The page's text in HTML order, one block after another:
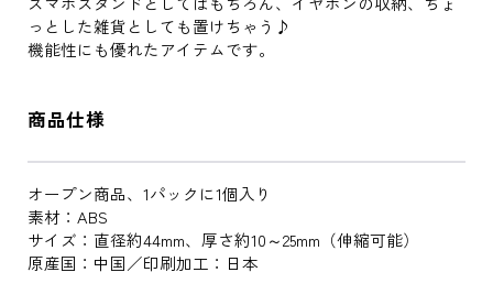
っとした雑貨としても置けちゃう♪
機能性にも優れたアイテムです。
商品仕様
オープン商品、1パックに1個入り
素材：ABS
サイズ：直径約44mm、厚さ約10～25mm（伸縮可能）
原産国：中国／印刷加工：日本